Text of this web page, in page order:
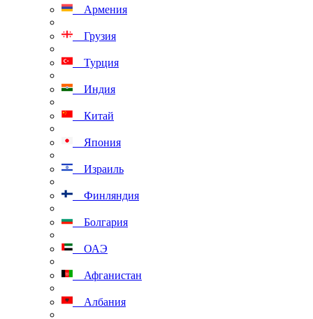
Армения
Грузия
Турция
Индия
Китай
Япония
Израиль
Финляндия
Болгария
ОАЭ
Афганистан
Албания